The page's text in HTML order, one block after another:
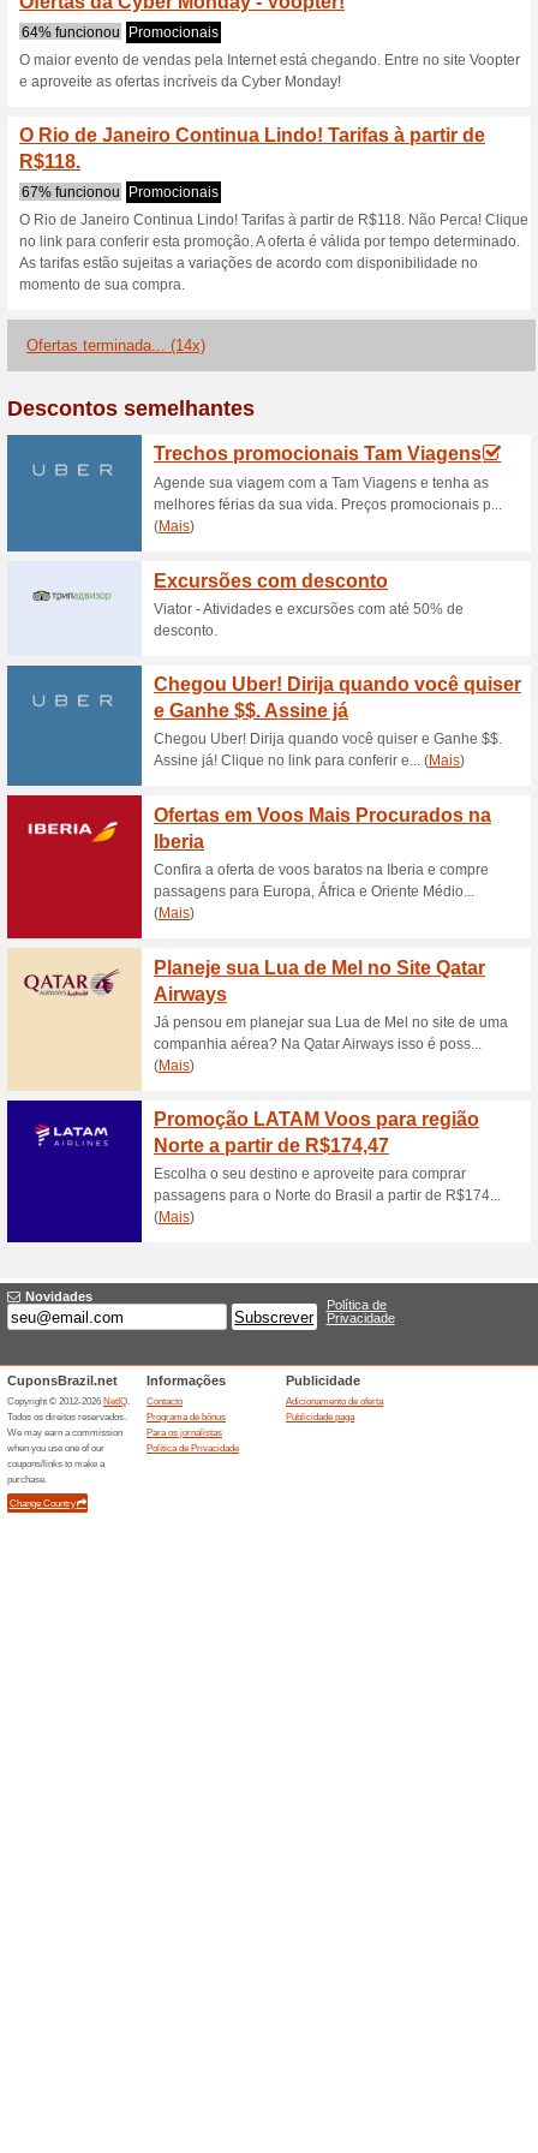
Descontos e
Voos saindo de
100% funcionou
Encontre os melhores
a partir de R$316 no mês de
Passagens aéreas
de R$203
59% funcionou
Aproveite voos baratos da
São Paulo e muito mais a
Vôos Internacionais
45% funcionou
Aproveite as ofertas da
internacionais por apenas
Bilhetes aéreos para
50% funcionou
Ida e volta no mês de